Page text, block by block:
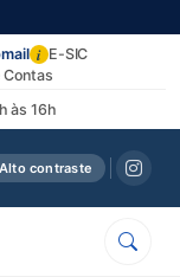
às 16h
i E-SIC
Contas
Alto contraste